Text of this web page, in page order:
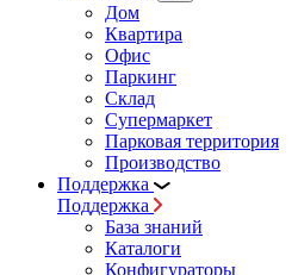
Дом
Квартира
Офис
Паркинг
Склад
Супермаркет
Парковая территория
Производство
Поддержка
Поддержка
База знаний
Каталоги
Конфигураторы